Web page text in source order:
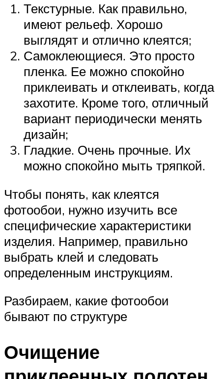
Текстурные. Как правильно,
имеют рельеф. Хорошо
выглядят и отлично клеятся;
Самоклеющиеся. Это просто
пленка. Ее можно спокойно
приклеивать и отклеивать, когда
захотите. Кроме того, отличный
вариант периодически менять
дизайн;
Гладкие. Очень прочные. Их
можно спокойно мыть тряпкой.
Чтобы понять, как клеятся
фотообои, нужно изучить все
специфические характеристики
изделия. Например, правильно
выбрать клей и следовать
определенным инструкциям.
Разбираем, какие фотообои
бывают по структуре
Очищение